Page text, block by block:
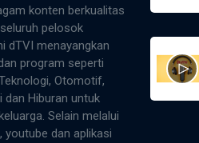
konten berkualitas
pelosok
dTVI menayangkan
program seperti
Otomotif,
dan Hiburan untuk
Selain melalui
dan aplikasi